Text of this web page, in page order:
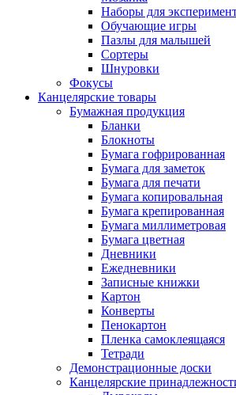
Наборы для
Обучающие игры
Пазлы для малышей
Сортеры
Шнуровки
Фокусы
Канцелярские товары
Бумажная продукция
Бланки
Блокноты
Бумага гофрированная
Бумага для заметок
Бумага для печати
Бумага копировальная
Бумага крепированная
Бумага миллиметровая
Бумага цветная
Дневники
Ежедневники
Записные книжки
Картон
Конверты
Пенокартон
Пленка самоклеящаяся
Тетради
Демонстрационные доски
Канцелярские